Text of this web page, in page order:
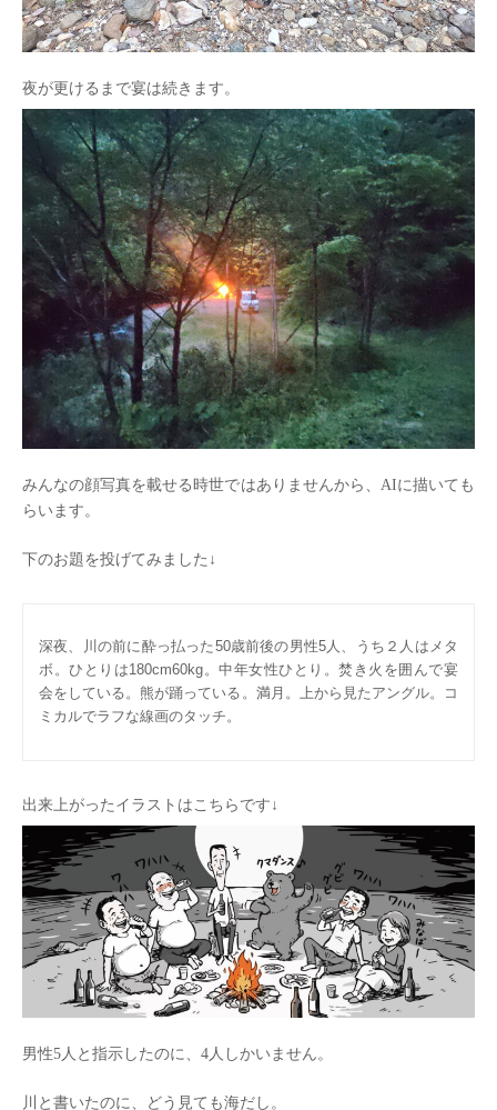
夜が更けるまで宴は続きます。
みんなの顔写真を載せる時世ではありませんから、AIに描いても
らいます。
下のお題を投げてみました↓
深夜、川の前に酔っ払った50歳前後の男性5人、うち２人はメタ
ボ。ひとりは180cm60kg。中年女性ひとり。焚き火を囲んで宴
会をしている。熊が踊っている。満月。上から見たアングル。コ
ミカルでラフな線画のタッチ。
出来上がったイラストはこちらです↓
男性5人と指示したのに、4人しかいません。
川と書いたのに、どう見ても海だし。